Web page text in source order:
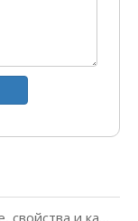
Что такое лист APET? Использование, свойства и как выбрать правильный материал